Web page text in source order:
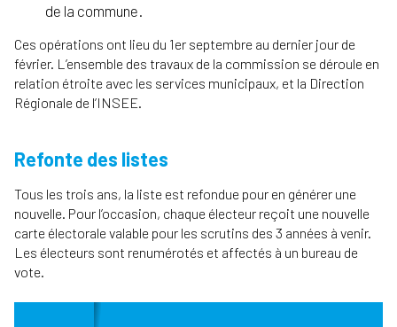
de la commune.
Ces opérations ont lieu du 1er septembre au dernier jour de
février. L’ensemble des travaux de la commission se déroule en
relation étroite avec les services municipaux, et la Direction
Régionale de l’INSEE.
Refonte des listes
Tous les trois ans, la liste est refondue pour en générer une
nouvelle. Pour l’occasion, chaque électeur reçoit une nouvelle
carte électorale valable pour les scrutins des 3 années à venir.
Les électeurs sont renumérotés et affectés à un bureau de
vote.